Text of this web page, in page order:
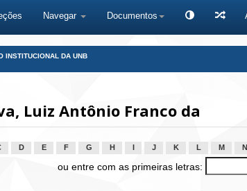
Navegar Documentos
INSTITUCIONAL DA UNB
Luiz Antônio Franco da
D E F G H J K L M N
ou entre com as primeiras letras: